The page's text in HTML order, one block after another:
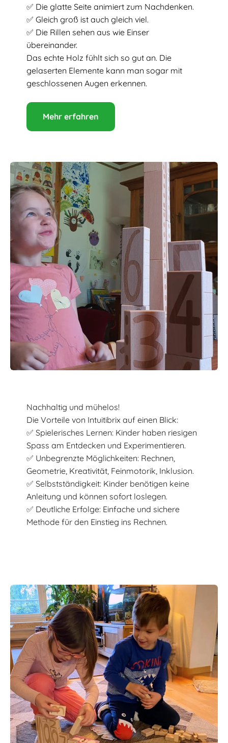
✅ Die glatte Seite animiert zum Nachdenken.
✅ Gleich groß ist auch gleich viel.
✅ Die Rillen sehen aus wie Einser
übereinander.
Das echte Holz fühlt sich so gut an. Die
gelaserten Elemente kann man sogar mit
geschlossenen Augen erkennen.
Mehr erfahren
Nachhaltig und mühelos!
Die Vorteile von Intuitibrix auf einen Blick:
✅ Spielerisches Lernen: Kinder haben riesigen
Spass am Entdecken und Experimentieren.
✅ Unbegrenzte Möglichkeiten: Rechnen,
Geometrie, Kreativität, Feinmotorik, Inklusion.
✅ Selbstständigkeit: Kinder benötigen keine
Anleitung und können sofort loslegen.
✅ Deutliche Erfolge: Einfache und sichere
Methode für den Einstieg ins Rechnen.